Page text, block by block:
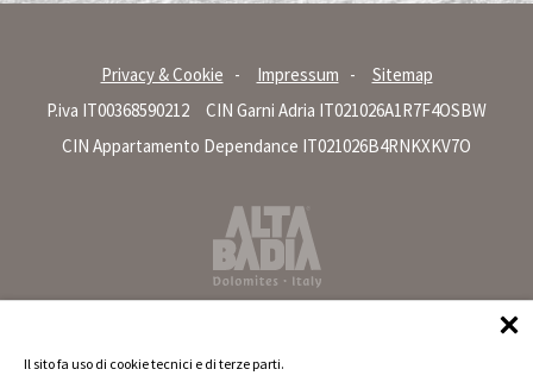
Privacy & Cookie Impressum
Sitemap
P.iva IT00368590212
CIN Garni Adria IT021026A1R7F4OSBW
CIN Appartamento Dependance IT021026B4RNKXKV7O
Il sito fa uso di cookie tecnici e di terze parti.